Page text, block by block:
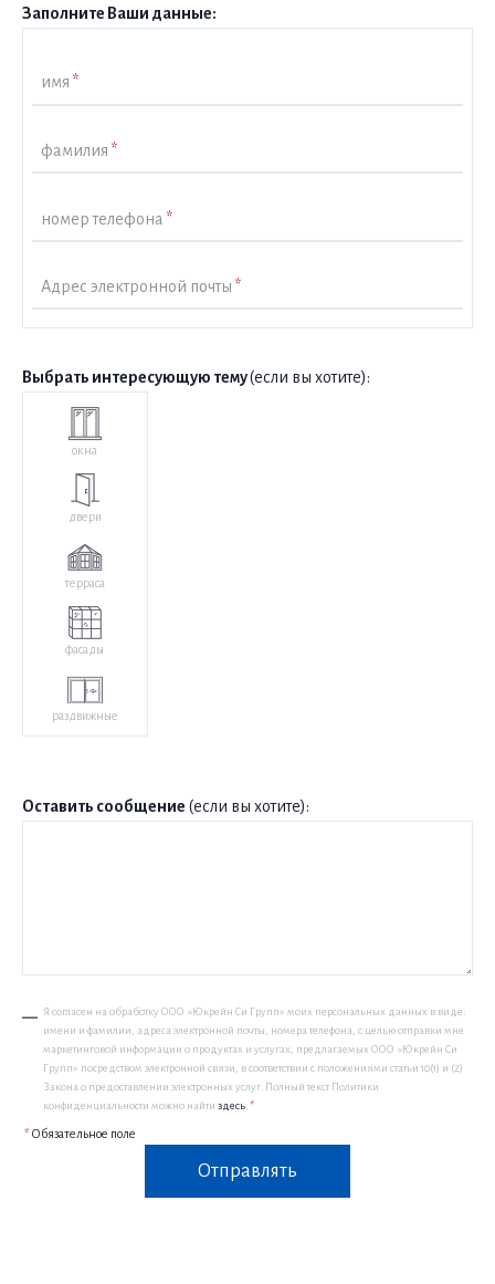
Заполните Ваши данные:
имя *
фамилия *
номер телефона *
Адрес электронной почты *
Выбрать интересующую тему(если вы хотите):
окна
двери
терраса
фасады
раздвижные
Оставить сообщение (если вы хотите):
Я согласен на обработку ООО «Юкрейн Си Групп» моих персональных данных в виде:
имени и фамилии, адреса электронной почты, номера телефона, с целью отправки мне
маркетинговой информации о продуктах и услугах, предлагаемых ООО «Юкрейн Си
Групп» посредством электронной связи, в соответствии с положениями статьи 10(1) и (2)
Закона о предоставлении электронных услуг. Полный текст Политики
конфиденциальности можно найти здесь. *
* Обязательное поле
Отправлять